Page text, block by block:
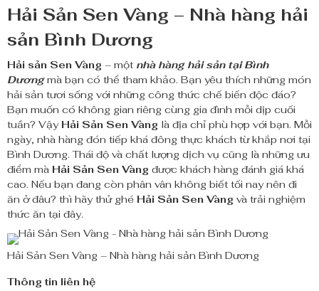
Hải Sản Sen Vàng – Nhà hàng hải
sản Bình Dương
Hải sản Sen Vàng – một nhà hàng hải sản tại Bình
Dươngmà bạn có thể tham khảo. Bạn yêu thích những món
hải sản tươi sống với những công thức chế biến độc đáo?
Bạn muốn có không gian riêng cùng gia đình mỗi dịp cuối
tuần? Vậy Hải Sản Sen Vàng là địa chỉ phù hợp với bạn. Mỗi
ngày, nhà hàng đón tiếp khá đông thực khách từ khắp nơi tại
Bình Dương. Thái độ và chất lượng dịch vụ cũng là những ưu
điểm mà Hải Sản Sen Vàng được khách hàng đánh giá khá
cao. Nếu bạn đang còn phân vân không biết tối nay nên đi
ăn ở đâu? thì hãy thử ghé Hải Sản Sen Vàng và trải nghiệm
thức ăn tại đây.
Hải Sản Sen Vàng – Nhà hàng hải sản Bình Dương
Thông tin liên hệ